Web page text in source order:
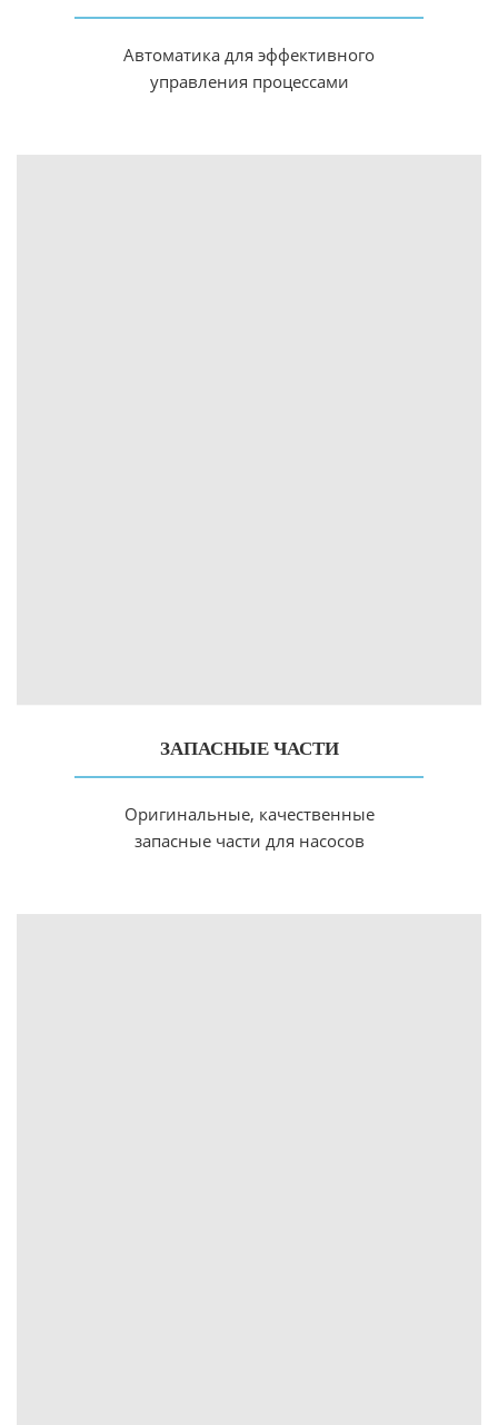
Автоматика для эффективного
управления процессами
ЗАПАСНЫЕ ЧАСТИ
Оригинальные, качественные
запасные части для насосов